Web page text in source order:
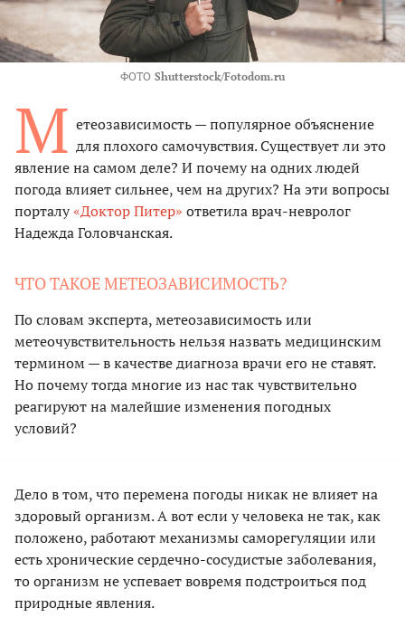
ФОТО Shutterstock/Fotodom.ru
М етеозависимость — популярное объяснение
для плохого самочувствия. Существует ли это
явление на самом деле? И почему на одних людей
погода влияет сильнее, чем на других? На эти вопросы
порталу«Доктор Питер» ответила врач-невролог
Надежда Головчанская.
ЧТО ТАКОЕ МЕТЕОЗАВИСИМОСТЬ?
По словам эксперта, метеозависимость или
метеочувствительность нельзя назвать медицинским
термином — в качестве диагноза врачи его не ставят.
Но почему тогда многие из нас так чувствительно
реагируют на малейшие изменения погодных
условий?
Дело в том, что перемена погоды никак не влияет на
здоровый организм. А вот если у человека не так, как
положено, работают механизмы саморегуляции или
есть хронические сердечно-сосудистые заболевания,
то организм не успевает вовремя подстроиться под
природные явления.